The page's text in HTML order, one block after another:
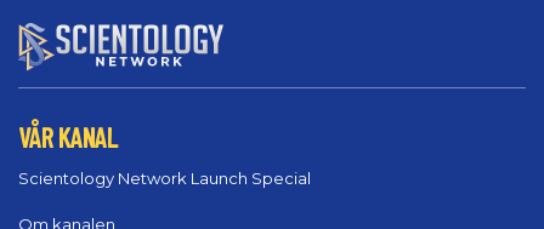
VÅR KANAL
Scientology Network Launch Special
Om kanalen